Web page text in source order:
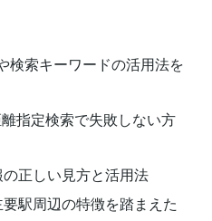
検索キーワードの活用法を
指定検索で失敗しない方
正しい見方と活用法
駅周辺の特徴を踏まえた